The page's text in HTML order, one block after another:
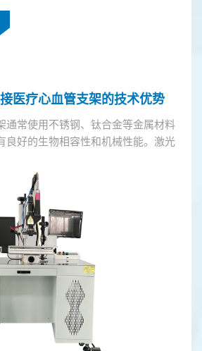
医疗心血管支架的技术优势
常使用不锈钢、钛合金等金属材料
良好的生物相容性和机械性能。激光
在焊...